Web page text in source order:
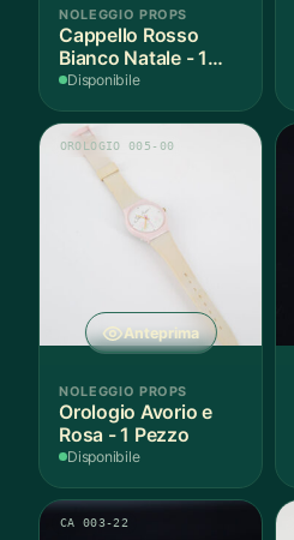
NOLEGGIO PROPS
Cappello Rosso
Bianco Natale - 1
Pezzo
Disponibile
Anteprima
OROLOGIO 005-00
NOLEGGIO PROPS
Orologio Avorio e
Rosa - 1 Pezzo
Disponibile
CA 003-22